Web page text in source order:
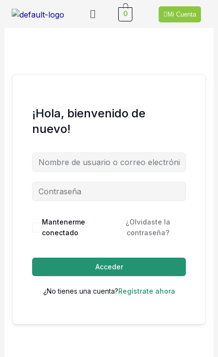
Menú 0 Mi Cuenta
¡Hola, bienvenido de
nuevo!
Mantenerme
conectado
¿Olvidaste la
contraseña?
Acceder
¿No tienes una cuenta?Regístrate ahora